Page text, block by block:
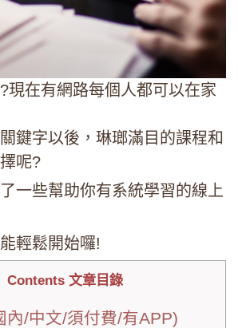
現在有網路每個人都可以在家
鍵字以後，琳瑯滿目的課程和
呢?
一些幫助你有系統學習的線上
輕鬆開始囉!
Contents 文章目錄
內/中文/須付費/有APP)